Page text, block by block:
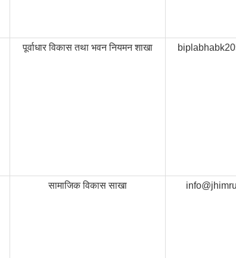
पूर्वाधार विकास तथा भवन नियमन शाखा
सामाजिक विकास साखा